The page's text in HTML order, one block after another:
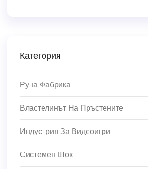
Категория
Руна Фабрика
Властелинът На Пръстените
Индустрия За Видеоигри
Системен Шок